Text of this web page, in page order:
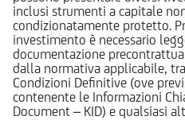
inclusi strumenti a capitale
condizionatamente protetto.
investimento è necessario
documentazione
dalla normativa applicabile,
Condizioni Definitive (ove
contenente le Informazioni
Document – KID) e qualsiasi